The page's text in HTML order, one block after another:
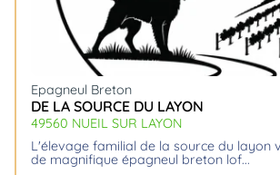
Epagneul Breton
DE LA SOURCE DU LAYON
49560 NUEIL SUR LAYON
l'élevage familial de la source du layon vous propose
de magnifique épagneul breton lof.